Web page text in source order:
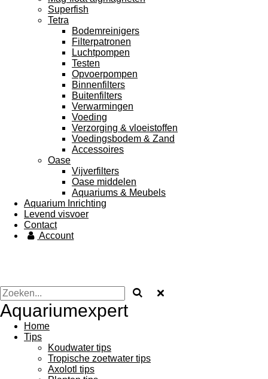
Superfish
Tetra
Bodemreinigers
Filterpatronen
Luchtpompen
Testen
Opvoerpompen
Binnenfilters
Buitenfilters
Verwarmingen
Voeding
Verzorging & vloeistoffen
Voedingsbodem & Zand
Accessoires
Oase
Vijverfilters
Oase middelen
Aquariums & Meubels
Aquarium Inrichting
Levend visvoer
Contact
Account
Aquariumexpert
Home
Tips
Koudwater tips
Tropische zoetwater tips
Axolotl tips